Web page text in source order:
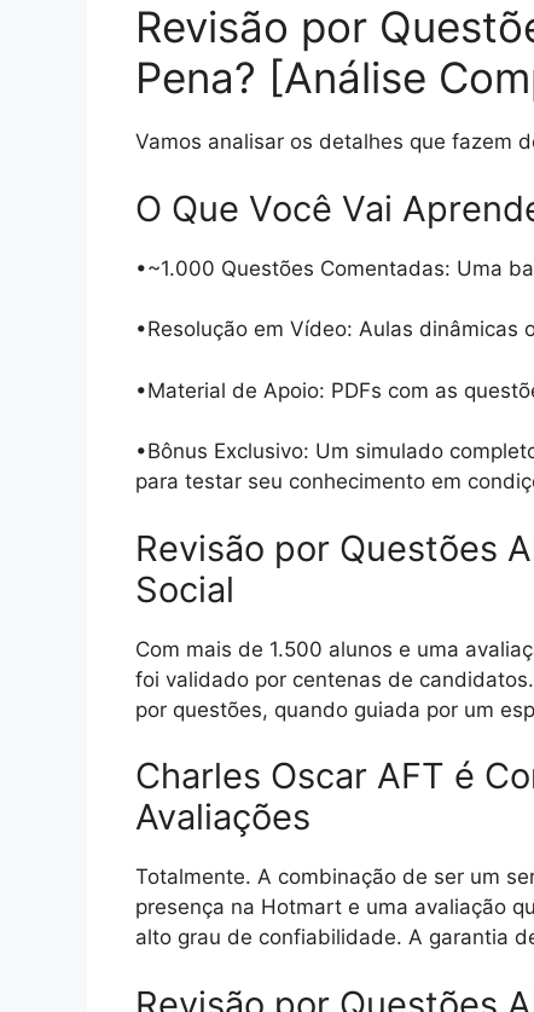
Revisão por
Pena? [Análise
Vamos analisar os detalhes que fazem
O Que Você Vai
•~1.000 Questões Comentadas: Uma
•Resolução em Vídeo: Aulas dinâmicas
•Material de Apoio: PDFs com as
•Bônus Exclusivo: Um simulado
para testar seu conhecimento em
Revisão por Questões
Social
Com mais de 1.500 alunos e uma
foi validado por centenas de
por questões, quando guiada por um
Charles Oscar AFT é
Avaliações
Totalmente. A combinação de ser um
presença na Hotmart e uma avaliação
alto grau de confiabilidade. A garantia